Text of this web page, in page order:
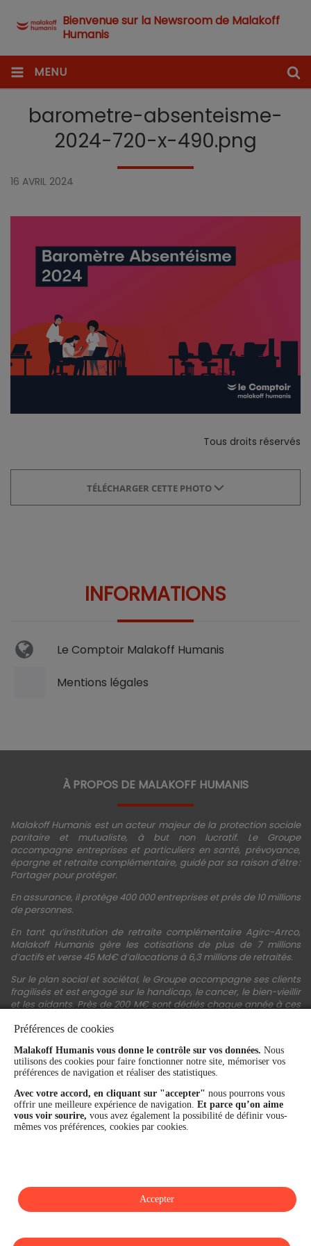
Bienvenue sur la Newsroom de Malakoff
Humanis
MENU
barometre-absenteisme-
2024-720-x-490.png
16 AVRIL 2024
Tous droits réservés
TÉLÉCHARGER CETTE PHOTO
INFORMATIONS
Le Comptoir Malakoff Humanis
Mentions légales
À PROPOS DE MALAKOFF HUMANIS
Malakoff Humanis est un acteur majeur de la protection sociale
paritaire et mutualiste, à but non lucratif. Le Groupe
accompagne entreprises et particuliers en santé, prévoyance,
épargne et retraite complémentaire, guidé par sa raison d’être :
Partager pour protéger.
En assurance, il protège 400 000 entreprises et près de 10 millions
de personnes.
En tant qu’institution de retraite complémentaire Agirc-Arrco,
Malakoff Humanis gère les cotisations de plus de 7 millions
d’actifs et verse 45 Md€ d’allocations à 6,3 millions de retraités.
Sur le plan social et sociétal, le Groupe accompagne ses clients
fragilisés et est engagé sur le handicap, le cancer, le bien-vieillir
et les aidants. Près de 200 M€ sont dédiés chaque année à ces
financière et la performance du Groupe sont confirmées par une
notation A+ attribuée depuis 4 ans par S&P Global Ratings et
Fitch Ratings. Sur les plans extra-financiers, Malakoff Humanis
figure parmi les 2% des entreprises les mieux notées au monde
en matière de critères RSE (Ecovadis, niveau Gold - 81/100 en
2026). Enfin, Malakoff Humanis est certifié Top Employer France
par le Top Employers Institute depuis 3 ans.
Préférences de cookies
Malakoff Humanis vous donne le contrôle sur vos données. Nous
utilisons des cookies pour faire fonctionner notre site, mémoriser vos
préférences de navigation et réaliser des statistiques.
Avec votre accord, en cliquant sur "accepter" nous pourrons vous
offrir une meilleure expérience de navigation. Et parce qu’on aime
vous voir sourire, vous avez également la possibilité de définir vous-
mêmes vos préférences, cookies par cookies.
Accepter